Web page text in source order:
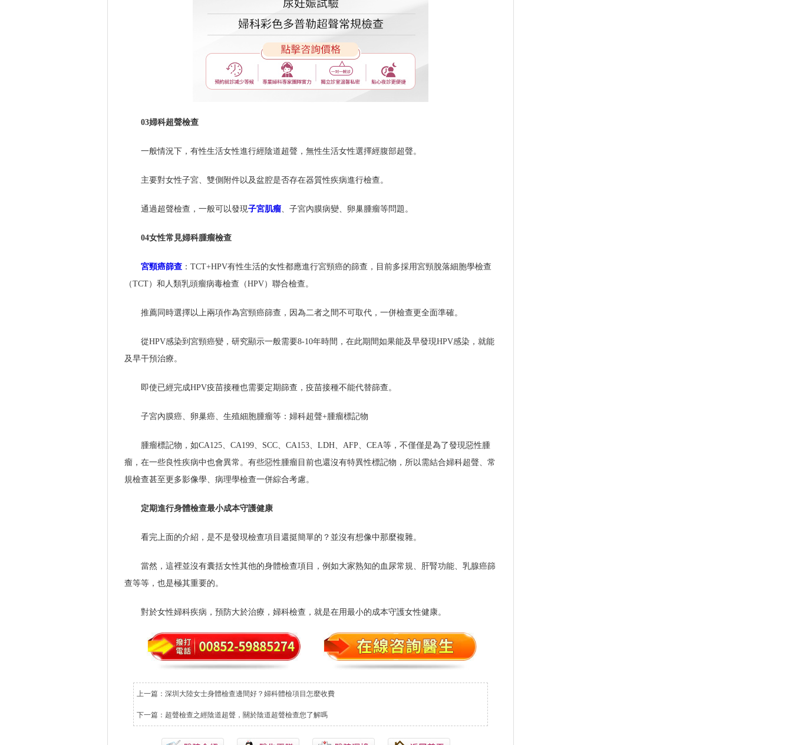
03婦科超聲檢查
一般情況下，有性生活女性進行經陰道超聲，無性生活女性選擇經腹部超聲。
主要對女性子宮、雙側附件以及盆腔是否存在器質性疾病進行檢查。
通過超聲檢查，一般可以發現子宮肌瘤、子宮內膜病變、卵巢腫瘤等問題。
04女性常見婦科腫瘤檢查
宮頸癌篩查：TCT+HPV有性生活的女性都應進行宮頸癌的篩查，目前多採用宮頸脫落細胞學檢查
（TCT）和人類乳頭瘤病毒檢查（HPV）聯合檢查。
推薦同時選擇以上兩項作為宮頸癌篩查，因為二者之間不可取代，一併檢查更全面準確。
從HPV感染到宮頸癌變，研究顯示一般需要8-10年時間，在此期間如果能及早發現HPV感染，就能
及早干預治療。
即使已經完成HPV疫苗接種也需要定期篩查，疫苗接種不能代替篩查。
子宮內膜癌、卵巢癌、生殖細胞腫瘤等：婦科超聲+腫瘤標記物
腫瘤標記物，如CA125、CA199、SCC、CA153、LDH、AFP、CEA等，不僅僅是為了發現惡性腫
瘤，在一些良性疾病中也會異常。有些惡性腫瘤目前也還沒有特異性標記物，所以需結合婦科超聲、常
規檢查甚至更多影像學、病理學檢查一併綜合考慮。
定期進行身體檢查最小成本守護健康
看完上面的介紹，是不是發現檢查項目還挺簡單的？並沒有想像中那麼複雜。
當然，這裡並沒有囊括女性其他的身體檢查項目，例如大家熟知的血尿常規、肝腎功能、乳腺癌篩
查等等，也是極其重要的。
對於女性婦科疾病，預防大於治療，婦科檢查，就是在用最小的成本守護女性健康。
上一篇： 深圳大陸女士身體檢查邊間好？婦科體檢項目怎麼收費
下一篇： 超聲檢查之經陰道超聲，關於陰道超聲檢查您了解嗎